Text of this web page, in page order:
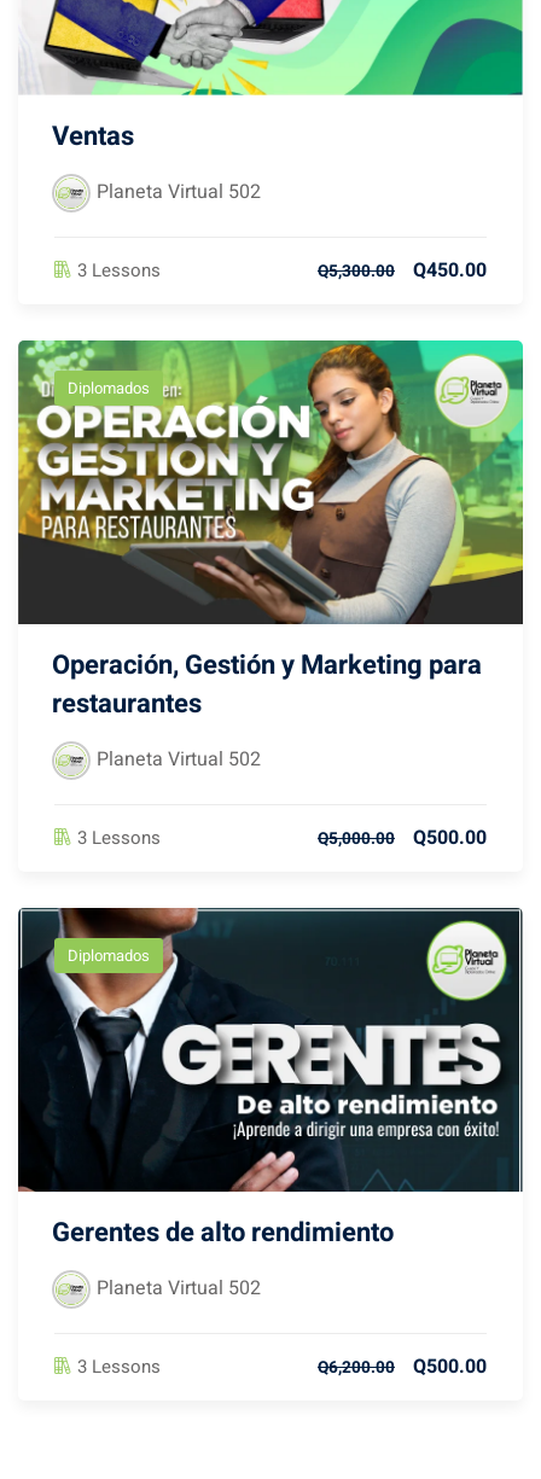
Ventas
Planeta Virtual 502
3 Lessons Q5,300.00 Q450.00
Diplomados
Operación, Gestión y Marketing para
restaurantes
Planeta Virtual 502
3 Lessons Q5,000.00 Q500.00
Diplomados
Gerentes de alto rendimiento
Planeta Virtual 502
3 Lessons Q6,200.00 Q500.00